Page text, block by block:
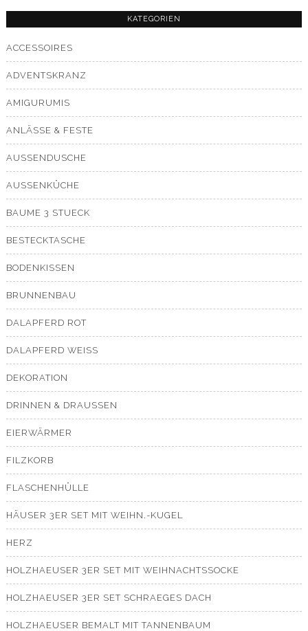
KATEGORIEN
ACCESSOIRES
ADVENTSKRANZ
AMIGURUMIS
ANLÄSSE & FESTE
AUSSENDUSCHE
AUSSENKÜCHE
BAUME 3 STUECK
BESTECKTASCHE
BODENKISSEN
BRUNNENBAU
DALAPFERD ROT
DALAPFERD WEISS
DEKORATION
DRINNEN & DRAUSSEN
EIERWÄRMER
FILZKORB
FLASCHENHÜLLE
HÄUSER 3ER SET MIT WEIHN.-KUGEL
HERZ
HOLZHAEUSER 3ER SET MIT WEIHNACHTSSOCKE
HOLZHAEUSER 3ER SET SCHRAEGES DACH
HOLZHAEUSER BEMALT MIT TANNENBAUM